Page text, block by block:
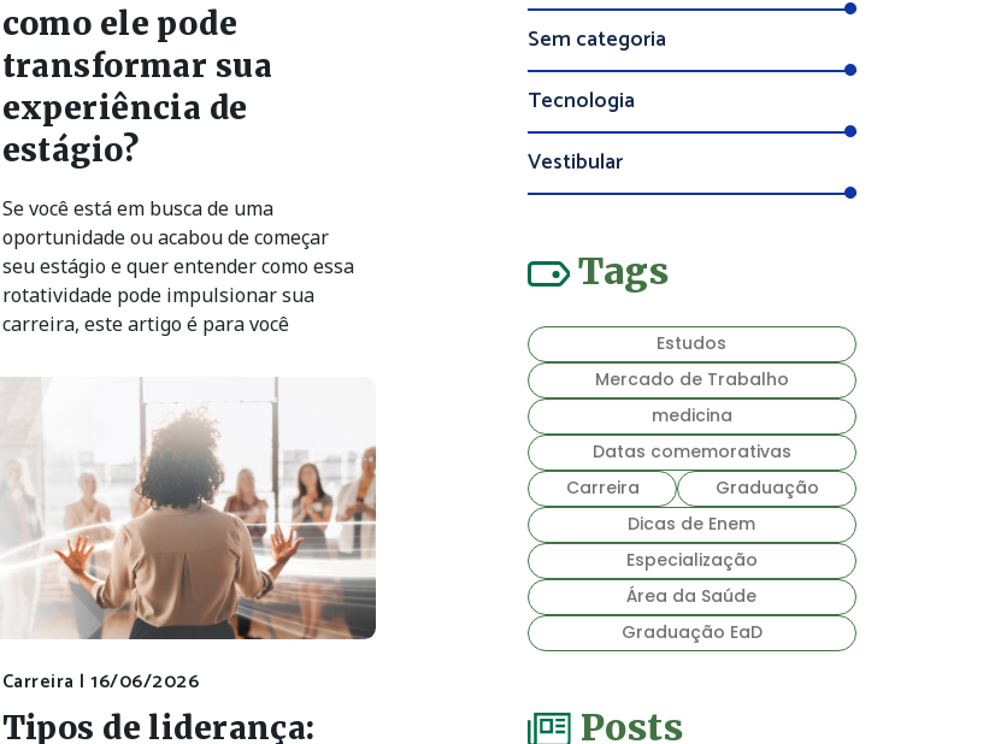
transformar sua
experiência de
estágio?
Se você está em busca de uma
seu estágio e quer entender como essa
rotatividade pode impulsionar sua
carreira, este artigo é para você
Carreira |16/06/2026
Tipos de liderança:
conheça os 7
Tecnologia
Vestibular
Mercado de Trabalho
medicina
Datas comemorativas
Carreira
Graduação
Dicas de Enem
Especialização
Área da Saúde
Graduação EaD
Relacionados